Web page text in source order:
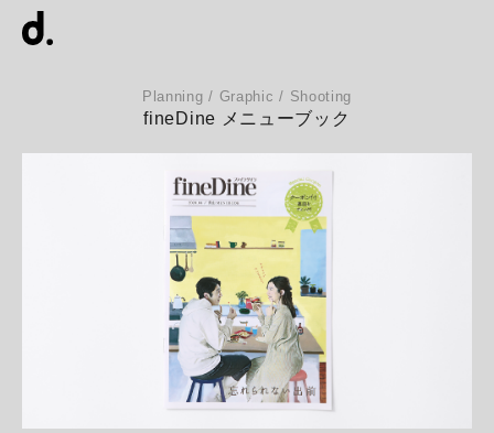
Planning / Graphic / Shooting
fineDine メニューブック